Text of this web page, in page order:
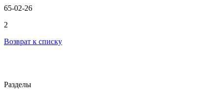
65-02-26
2
Возврат к списку
Разделы